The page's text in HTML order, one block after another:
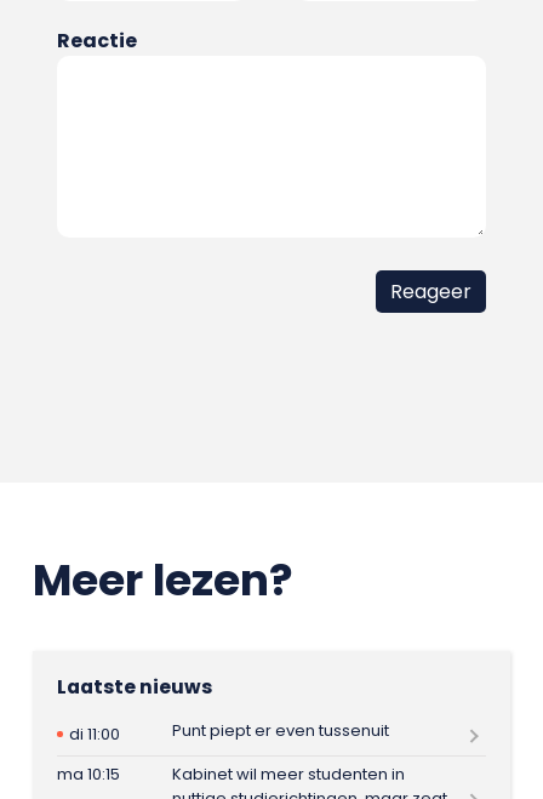
Reactie
Meer lezen?
Laatste nieuws
di 11:00
Punt piept er even tussenuit
ma 10:15
Kabinet wil meer studenten in